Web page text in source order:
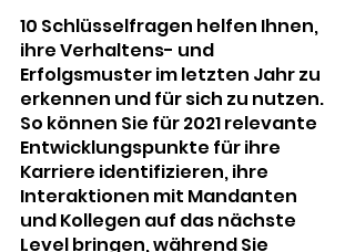
10 Schlüsselfragen helfen Ihnen,
ihre Verhaltens- und
Erfolgsmuster im letzten Jahr zu
erkennen und für sich zu nutzen.
So können Sie für 2021 relevante
Entwicklungspunkte für ihre
Karriere identifizieren, ihre
Interaktionen mit Mandanten
und Kollegen auf das nächste
Level bringen, während Sie